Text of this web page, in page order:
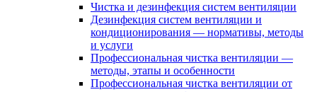
Чистка и дезинфекция систем вентиляции
Дезинфекция систем вентиляции и
кондиционирования — нормативы, методы
и услуги
Профессиональная чистка вентиляции —
методы, этапы и особенности
Профессиональная чистка вентиляции от